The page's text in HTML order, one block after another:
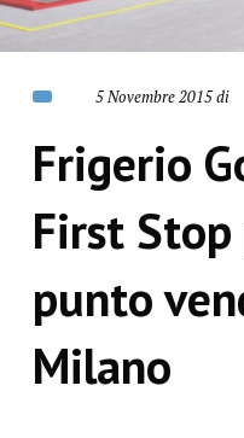
5 Novembre 2015 di
Frigerio
First
punto
Milano